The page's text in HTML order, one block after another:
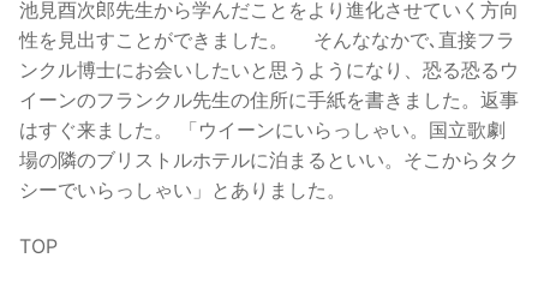
池見酉次郎先生から学んだことをより進化させていく方向
性を見出すことができました。 そんななかで､直接フラ
ンクル博士にお会いしたいと思うようになり、恐る恐るウ
イーンのフランクル先生の住所に手紙を書きました。返事
はすぐ来ました。 「ウイーンにいらっしゃい。国立歌劇
場の隣のブリストルホテルに泊まるといい。そこからタク
シーでいらっしゃい」とありました。
TOP